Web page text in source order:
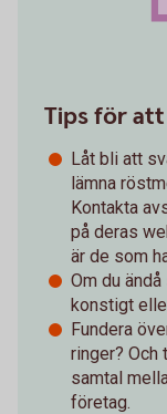
Tips för
Låt bli att
lämna
Kontakta
på deras
är de som
Om du
konstigt
Fundera
ringer? Och
samtal
företag.